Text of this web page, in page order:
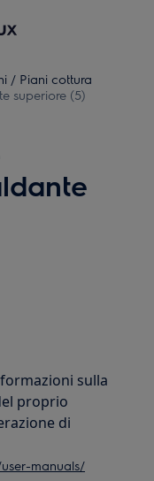
/ Piani cottura
superiore (5)
sulla
proprio
di
manuals/